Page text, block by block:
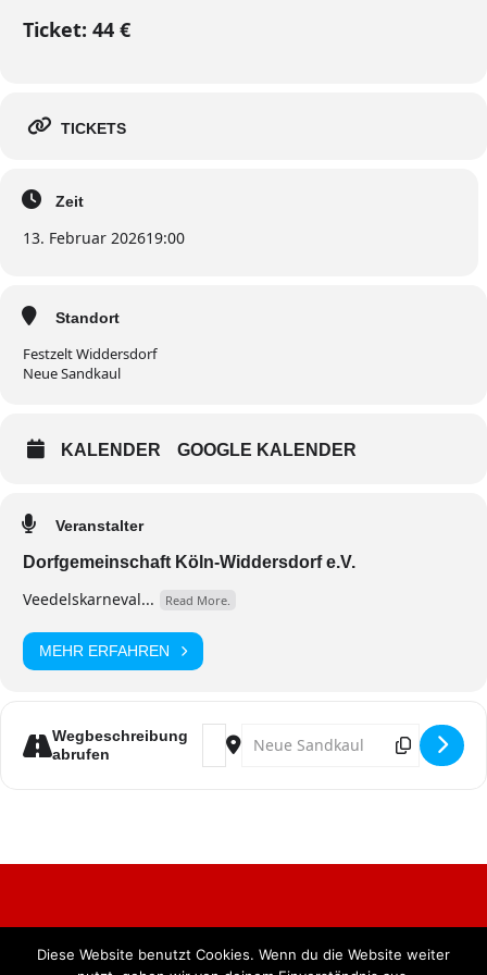
Ticket: 44 €
TICKETS
Zeit
13. Februar 202619:00
Standort
Festzelt Widdersdorf
Neue Sandkaul
KALENDER GOOGLE KALENDER
Veranstalter
Dorfgemeinschaft Köln-Widdersdorf e.V.
Veedelskarneval... Read More.
MEHR ERFAHREN
Wegbeschreibung
abrufen
Address - Große Kostümsitzung
Destination Address - Große
Alle Rechte vorbehalten. BKB Verlag GmbH
Diese Website benutzt Cookies. Wenn du die Website weiter